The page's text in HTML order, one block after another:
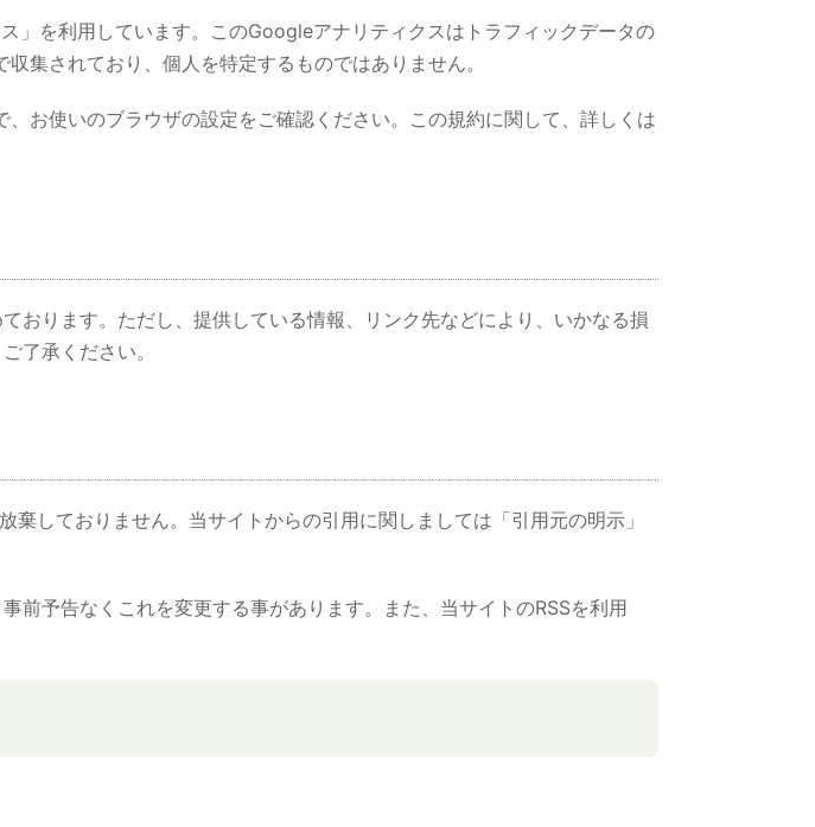
を利用しています。このGoogleアナリティクスはトラフィックデータの
集されており、個人を特定するものではありません。
お使いのブラウザの設定をご確認ください。この規約に関して、詳しくは
おります。ただし、提供している情報、リンク先などにより、いかなる損
了承ください。
しておりません。当サイトからの引用に関しましては「引用元の明示」
前予告なくこれを変更する事があります。また、当サイトのRSSを利用